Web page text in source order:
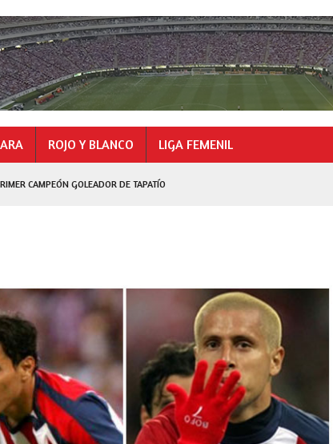
ROJO Y BLANCO LIGA FEMENIL
CAMPEÓN GOLEADOR DE TAPATÍO